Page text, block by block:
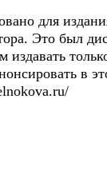
для
Это был
в